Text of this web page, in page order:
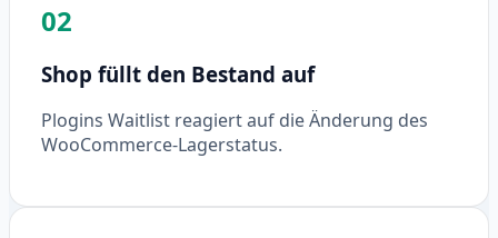
02
Shop füllt den Bestand auf
Plogins Waitlist reagiert auf die Änderung des
WooCommerce-Lagerstatus.